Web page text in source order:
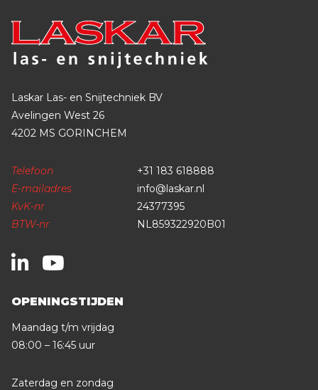
Laskar Las- en Snijtechniek BV
Avelingen West 26
4202 MS GORINCHEM
Telefoon
+31 183 618888
E-mailadres
info@laskar.nl
KvK-nr
24377395
BTW-nr
NL859322920B01
OPENINGSTIJDEN
Maandag t/m vrijdag
08:00 – 16:45 uur
Zaterdag en zondag